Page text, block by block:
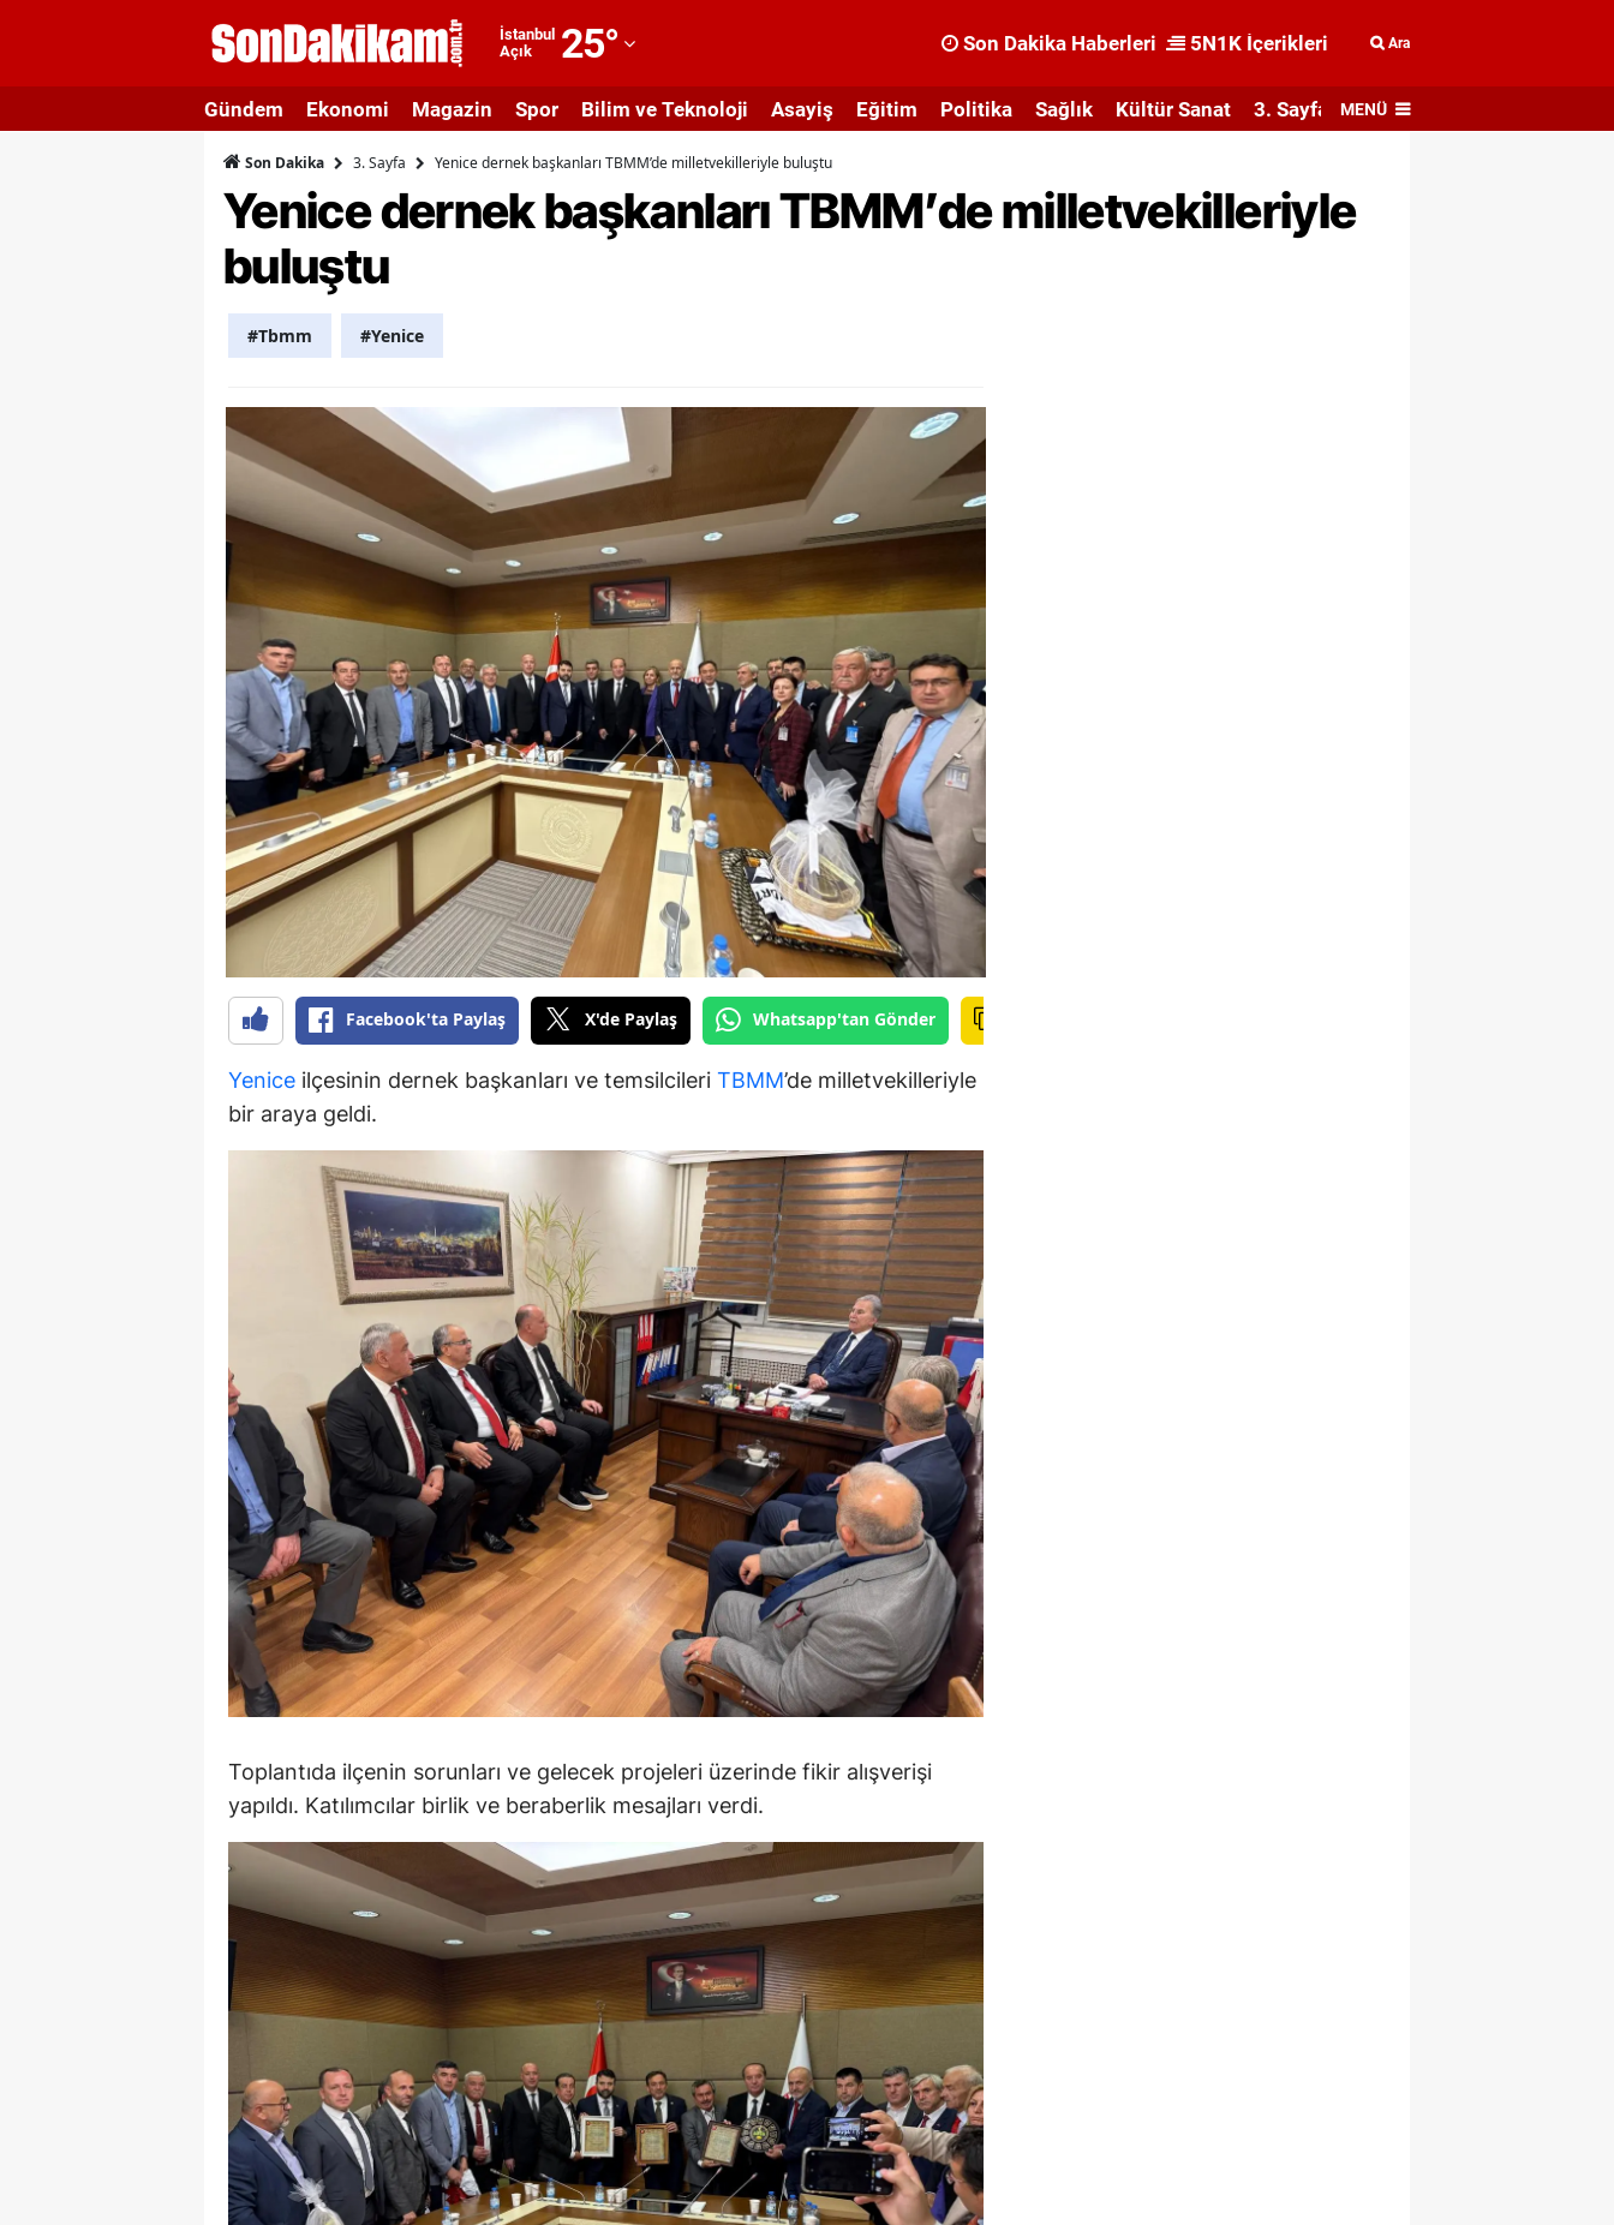
İstanbul
Açık
25°
Adıyaman
Afyonkarahisar
Ağrı
Balıkesir
Bilecik
Bingöl
Bitlis
Burdur
Bursa
Çanakkale
Çankırı
Çorum
Denizli
Elazığ
Erzincan
Erzurum
Eskişehir
Gaziantep
Giresun
Gümüşhane
Hakkari
Hatay
Isparta
Mersin
İstanbul
Kars
Kastamonu
Kayseri
Kırklareli
Kırşehir
Konya
Kütahya
Malatya
Son Dakika Haberleri 5N1K İçerikleri Ara
Gündem Ekonomi Magazin Spor Bilim ve Teknoloji Asayiş Eğitim Politika Sağlık Kültür Sanat 3. Sayfa MENÜ
Son Dakika 3. Sayfa Yenice dernek başkanları TBMM’de milletvekilleriyle buluştu
Yenice dernek başkanları TBMM’de milletvekilleriyle
buluştu
#Tbmm #Yenice
Facebook'ta Paylaş X'de Paylaş Whatsapp'tan Gönder
Yenice ilçesinin dernek başkanları ve temsilcileri TBMM’de milletvekilleriyle
bir araya geldi.
Toplantıda ilçenin sorunları ve gelecek projeleri üzerinde fikir alışverişi
yapıldı. Katılımcılar birlik ve beraberlik mesajları verdi.